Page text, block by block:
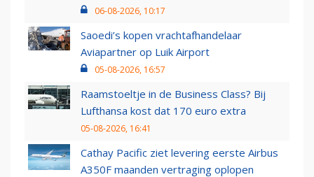
06-08-2026, 10:17
Saoedi’s kopen vrachtafhandelaar
Aviapartner op Luik Airport
05-08-2026, 16:57
Raamstoeltje in de Business Class? Bij
Lufthansa kost dat 170 euro extra
05-08-2026, 16:41
Cathay Pacific ziet levering eerste Airbus
A350F maanden vertraging oplopen